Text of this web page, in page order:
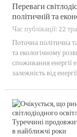
Переваги
політичній та
Час публікації: 22
Поточна політична
та екологічному
споживання енергії
залежність від